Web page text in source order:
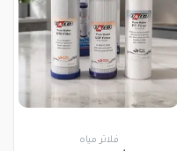
فلاتر مياه